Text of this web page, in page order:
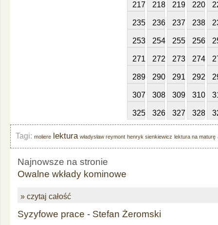
217 218 219 220
235 236 237 238
253 254 255 256
271 272 273 274
289 290 291 292
307 308 309 310
325 326 327 328
Tagi: moliere lektura władysław reymont henryk sienkiewicz lektura na maturę
Najnowsze na stronie
Owalne wkłady kominowe
» czytaj całość
Syzyfowe prace - Stefan Żeromski